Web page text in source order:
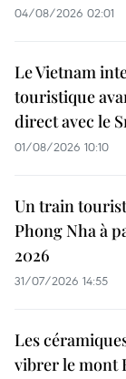
04/08/2026 02:01
Le Vietnam
touristique
direct avec le
01/08/2026 10:10
Un train
Phong Nha à
2026
31/07/2026 14:55
Les
vibrer le mont